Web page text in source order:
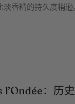
淡香精的持久度稍
：历